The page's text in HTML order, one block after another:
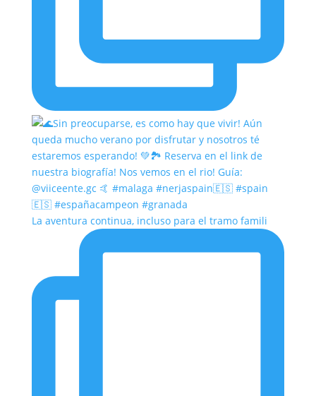
La aventura continua, incluso para el tramo famili